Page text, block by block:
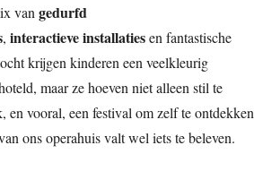
van gedurfd
, interactieve installatiesen fantastische
krijgen kinderen een veelkleurig
maar ze hoeven niet alleen stil te
en vooral, een festival om zelf te ontdekken
ons operahuis valt wel iets te beleven.